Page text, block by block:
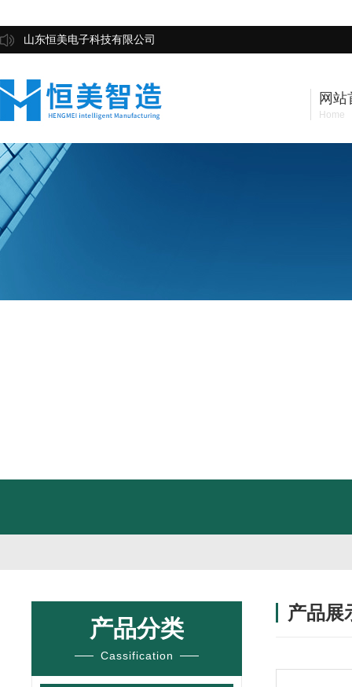
山东恒美电子科技有限公司
网站
Home
产品分类
Cassification
产品展